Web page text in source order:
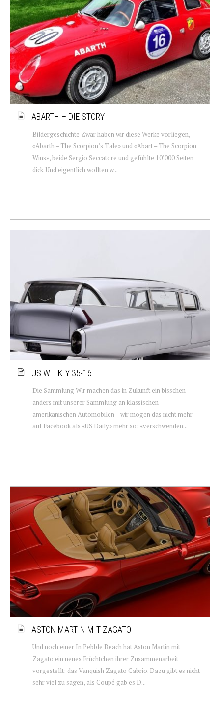
ABARTH – DIE STORY
Bildergeschichte Zwar haben wir diese Werke vorliegen,
«Abarth – The Scorpion’s Tale» und «Abart – The Scorpion
Wins», beide Sergio Seccatore und gefühlte 10’000 Seiten
dick. Und eigentlich wollten w...
US WEEKLY 35-16
Die Sammlung Wir machen das in Zukunft ein bisschen
anders mit unserer Sammlung an klassischen
amerikanischen Automobilen – wir mögen das nicht mehr
auf Facebook als «US Daily» mehr so: «verschwenden...
ASTON MARTIN MIT ZAGATO
Und noch einer In Pebble Beach hat Aston Martin mit
Zagato ein neues Früchtchen ihrer Zusammenarbeit
vorgestellt: das Vanquish Zagato Cabrio. Dazu gibt es nicht
sehr viel zu sagen, als Coupé gab es D...